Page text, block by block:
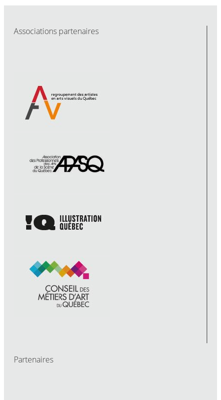
Associations partenaires
Partenaires